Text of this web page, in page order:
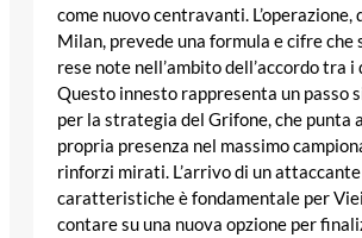
come nuovo centravanti. L’operazione,
Milan, prevede una formula e cifre che
rese note nell’ambito dell’accordo tra i
Questo innesto rappresenta un passo
per la strategia del Grifone, che punta
propria presenza nel massimo
rinforzi mirati. L’arrivo di un attaccante
caratteristiche è fondamentale per
contare su una nuova opzione per